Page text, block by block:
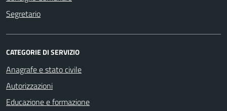
Segretario
CATEGORIE DI SERVIZIO
Anagrafe e stato civile
Autorizzazioni
Educazione e formazione